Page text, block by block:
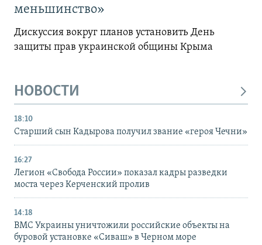
меньшинство»
Дискуссия вокруг планов установить День
защиты прав украинской общины Крыма
НОВОСТИ
18:10
Старший сын Кадырова получил звание «героя Чечни»
16:27
Легион «Свобода России» показал кадры разведки
моста через Керченский пролив
14:18
ВМС Украины уничтожили российские объекты на
буровой установке «Сиваш» в Черном море